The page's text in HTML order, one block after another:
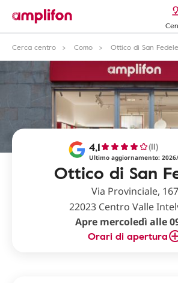
Cerca centro
Como Ottico di San Fedele
Ottico di San
4,1 (11)
Ultimo aggiornamento:
Via Provinciale, 167
22023 Centro Valle
Apre mercoledì alle
Orari di apertura